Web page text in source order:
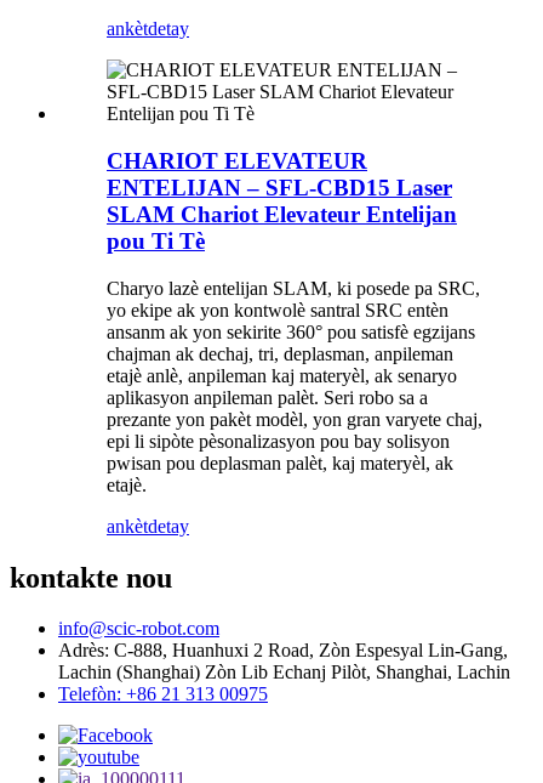
ankètdetay
CHARIOT ELEVATEUR
ENTELIJAN – SFL-CBD15 Laser
SLAM Chariot Elevateur Entelijan
pou Ti Tè
Charyo lazè entelijan SLAM, ki posede pa SRC,
yo ekipe ak yon kontwolè santral SRC entèn
ansanm ak yon sekirite 360° pou satisfè egzijans
chajman ak dechaj, tri, deplasman, anpileman
etajè anlè, anpileman kaj materyèl, ak senaryo
aplikasyon anpileman palèt. Seri robo sa a
prezante yon pakèt modèl, yon gran varyete chaj,
epi li sipòte pèsonalizasyon pou bay solisyon
pwisan pou deplasman palèt, kaj materyèl, ak
etajè.
ankètdetay
kontakte nou
info@scic-robot.com
Adrès: C-888, Huanhuxi 2 Road, Zòn Espesyal Lin-Gang,
Lachin (Shanghai) Zòn Lib Echanj Pilòt, Shanghai, Lachin
Telefòn: +86 21 313 00975